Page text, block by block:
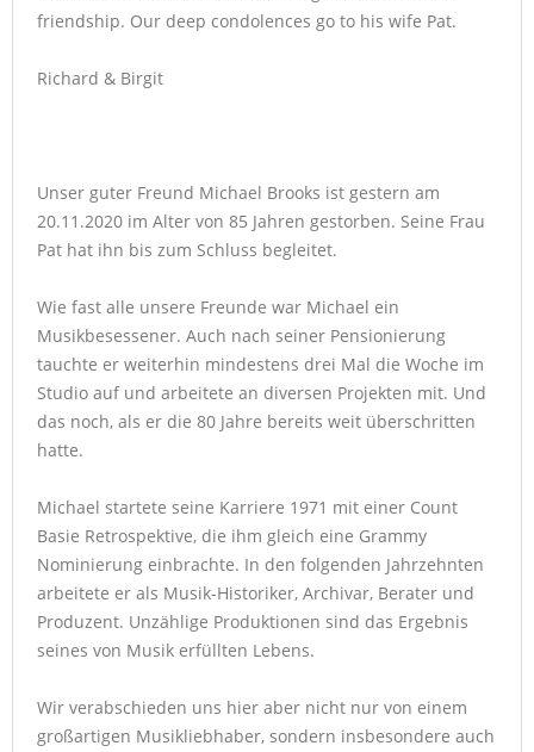
friendship. Our deep condolences go to his wife Pat.
Richard & Birgit
Unser guter Freund Michael Brooks ist gestern am
20.11.2020 im Alter von 85 Jahren gestorben. Seine Frau
Pat hat ihn bis zum Schluss begleitet.
Wie fast alle unsere Freunde war Michael ein
Musikbesessener. Auch nach seiner Pensionierung
tauchte er weiterhin mindestens drei Mal die Woche im
Studio auf und arbeitete an diversen Projekten mit. Und
das noch, als er die 80 Jahre bereits weit überschritten
hatte.
Michael startete seine Karriere 1971 mit einer Count
Basie Retrospektive, die ihm gleich eine Grammy
Nominierung einbrachte. In den folgenden Jahrzehnten
arbeitete er als Musik-Historiker, Archivar, Berater und
Produzent. Unzählige Produktionen sind das Ergebnis
seines von Musik erfüllten Lebens.
Wir verabschieden uns hier aber nicht nur von einem
großartigen Musikliebhaber, sondern insbesondere auch